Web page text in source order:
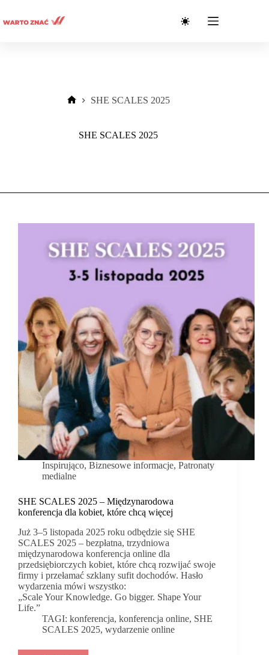
treści
SHE SCALES 2025
SHE SCALES 2025
Inspirująco, Biznesowe informacje, Patronaty
medialne
SHE SCALES 2025 – Międzynarodowa
konferencja dla kobiet, które chcą więcej
Już 3–5 listopada 2025 roku odbędzie się SHE
SCALES 2025 – bezpłatna, trzydniowa
międzynarodowa konferencja online dla
przedsiębiorczych kobiet, które chcą rozwijać swoje
firmy i przełamać szklany sufit dochodów. Hasło
wydarzenia mówi wszystko:
„Scale Your Knowledge. Go bigger. Shape Your
Life.”
TAGI: konferencja,konferencja online, SHE
SCALES 2025, wydarzenie online